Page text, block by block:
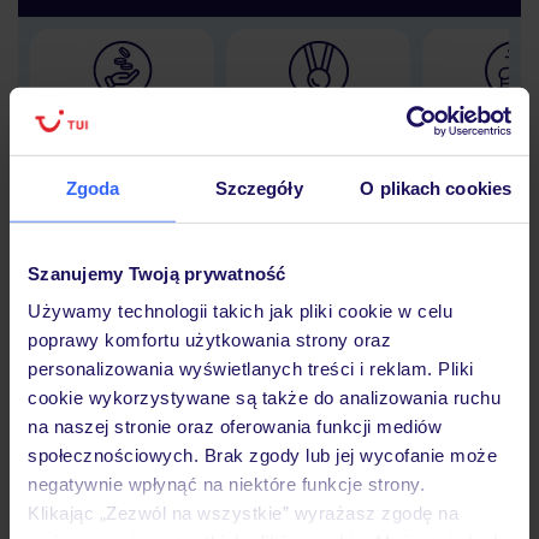
Zgoda Szczegóły O plikach cookies
Szanujemy Twoją prywatność
Używamy technologii takich jak pliki cookie w celu
poprawy komfortu użytkowania strony oraz
personalizowania wyświetlanych treści i reklam. Pliki
cookie wykorzystywane są także do analizowania ruchu
na naszej stronie oraz oferowania funkcji mediów
społecznościowych. Brak zgody lub jej wycofanie może
negatywnie wpłynąć na niektóre funkcje strony.
Klikając „Zezwól na wszystkie” wyrażasz zgodę na
Lider niskich cen 30 lat w
Hotel
Opinie
Pokoje